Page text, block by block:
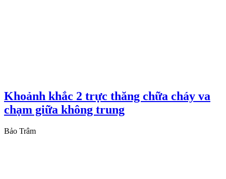
Khoảnh khắc 2 trực thăng chữa cháy va
chạm giữa không trung
Bảo Trâm